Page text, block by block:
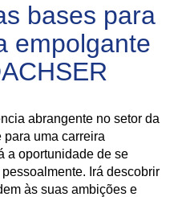
bases para
empolgante
abrangente no setor da
para uma carreira
a oportunidade de se
Irá descobrir
às suas ambições e